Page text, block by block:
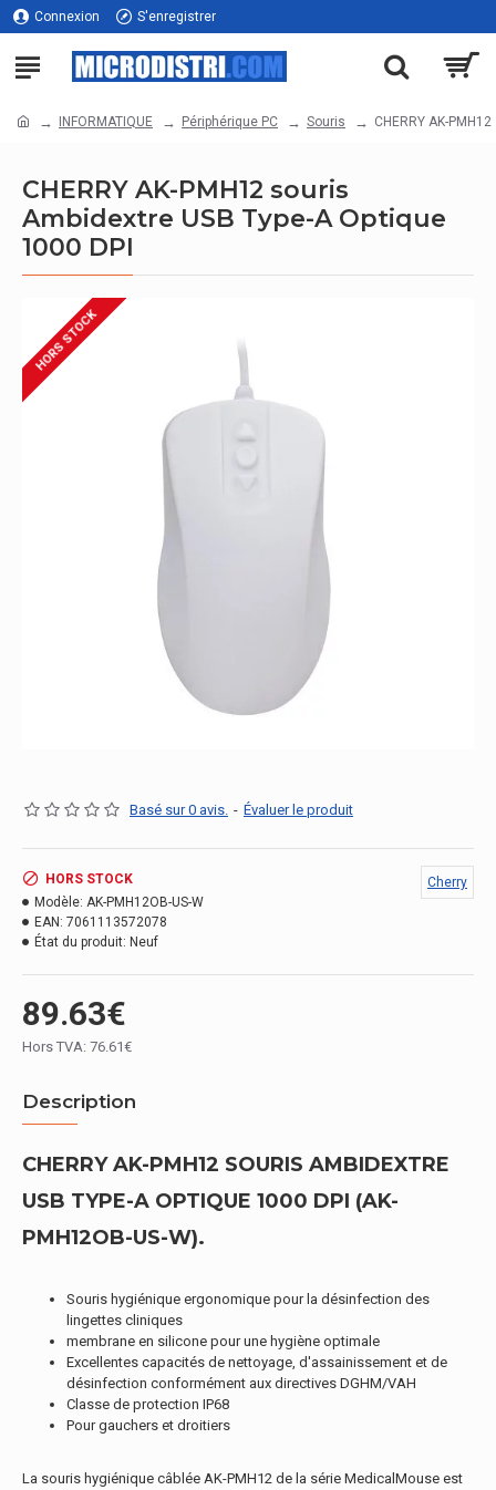
Connexion S'enregistrer
INFORMATIQUE Périphérique PC Souris CHERRY AK-
CHERRY AK-PMH12 souris
Ambidextre USB Type-A Optique
1000 DPI
HORS STOCK
Basé sur 0 avis. - Évaluer le produit
89.63€
Hors TVA: 76.61€
HORS STOCK
Modèle: AK-PMH12OB-US-W
EAN: 7061113572078
État du produit: Neuf
Cherry
Description
CHERRY AK-PMH12 SOURIS AMBIDEXTRE
USB TYPE-A OPTIQUE 1000 DPI (AK-
PMH12OB-US-W).
Souris hygiénique ergonomique pour la désinfection des
lingettes cliniques
membrane en silicone pour une hygiène optimale
Excellentes capacités de nettoyage, d'assainissement et de
désinfection conformément aux directives DGHM/VAH
Classe de protection IP68
Pour gauchers et droitiers
La souris hygiénique câblée AK-PMH12 de la série MedicalMouse est